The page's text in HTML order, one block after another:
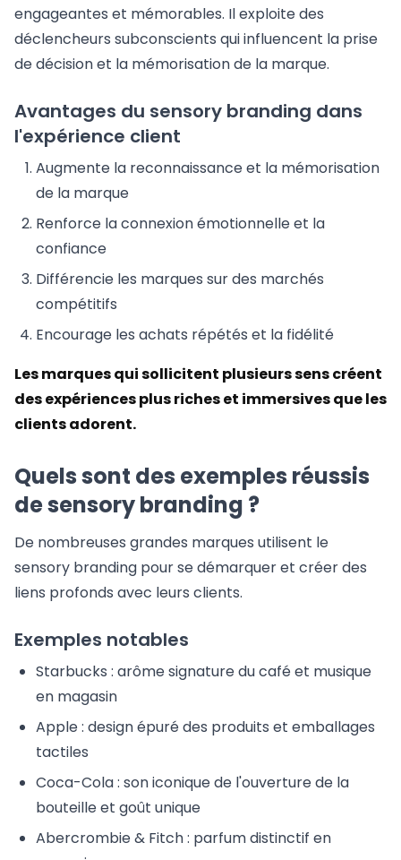
engageantes et mémorables. Il exploite des
déclencheurs subconscients qui influencent la prise
de décision et la mémorisation de la marque.
Avantages du sensory branding dans
l'expérience client
Augmente la reconnaissance et la mémorisation
de la marque
Renforce la connexion émotionnelle et la
confiance
Différencie les marques sur des marchés
compétitifs
Encourage les achats répétés et la fidélité
Les marques qui sollicitent plusieurs sens créent
des expériences plus riches et immersives que les
clients adorent.
Quels sont des exemples réussis
de sensory branding ?
De nombreuses grandes marques utilisent le
sensory branding pour se démarquer et créer des
liens profonds avec leurs clients.
Exemples notables
Starbucks : arôme signature du café et musique
en magasin
Apple : design épuré des produits et emballages
tactiles
Coca-Cola : son iconique de l'ouverture de la
bouteille et goût unique
Abercrombie & Fitch : parfum distinctif en